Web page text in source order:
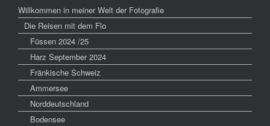
Willkommen in meiner Welt der Fotografie
Die Reisen mit dem Flo
Füssen 2024 /25
Harz September 2024
Fränkische Schweiz
Ammersee
Norddeutschland
Bodensee